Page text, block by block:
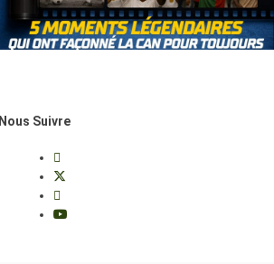
Nous Suivre